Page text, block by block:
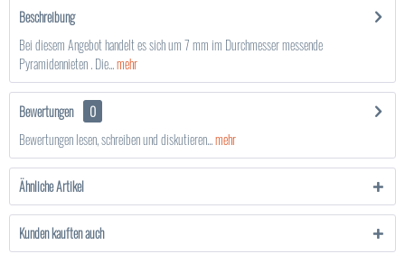
Beschreibung
Bei diesem Angebot handelt es sich um 7 mm im Durchmesser messende
Pyramidennieten . Die...mehr
Bewertungen
0
Bewertungen lesen, schreiben und diskutieren...mehr
Ähnliche Artikel
Kunden kauften auch